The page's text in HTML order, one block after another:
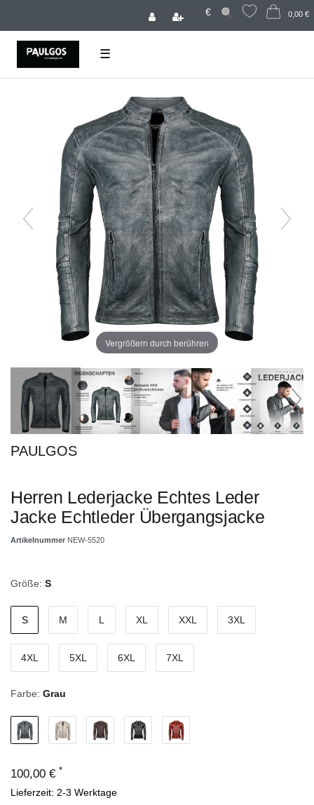
€ 0,00 €
☰
Vergrößern durch berühren
PAULGOS
Herren Lederjacke Echtes Leder
Jacke Echtleder Übergangsjacke
Artikelnummer NEW-5520
Größe: S
S M L XL XXL 3XL
4XL 5XL 6XL 7XL
Farbe: Grau
100,00 € *
Lieferzeit: 2-3 Werktage